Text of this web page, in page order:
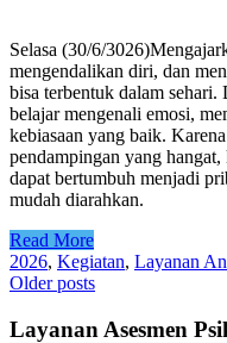
Selasa (30/6/
mengendalikan diri, dan
bisa terbentuk dalam
belajar mengenali emosi,
kebiasaan yang baik.
pendampingan yang
dapat bertumbuh menjadi
mudah diarahkan.
Read More
2026, Kegiatan, Layanan
Posts
navigation
Older posts
Layanan Asesmen